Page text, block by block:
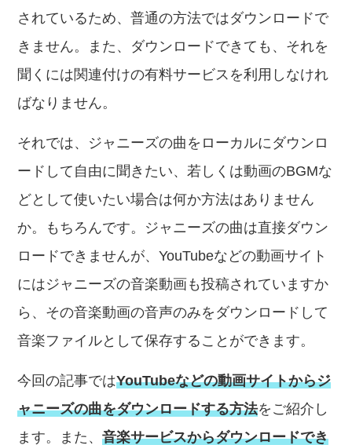
されているため、普通の方法ではダウンロードで
きません。また、ダウンロードできても、それを
聞くには関連付けの有料サービスを利用しなけれ
ばなりません。
それでは、ジャニーズの曲をローカルにダウンロ
ードして自由に聞きたい、若しくは動画のBGMな
どとして使いたい場合は何か方法はありません
か。もちろんです。ジャニーズの曲は直接ダウン
ロードできませんが、YouTubeなどの動画サイト
にはジャニーズの音楽動画も投稿されていますか
ら、その音楽動画の音声のみをダウンロードして
音楽ファイルとして保存することができます。
今回の記事ではYouTubeなどの動画サイトからジ
ャニーズの曲をダウンロードする方法をご紹介し
ます。また、音楽サービスからダウンロードでき